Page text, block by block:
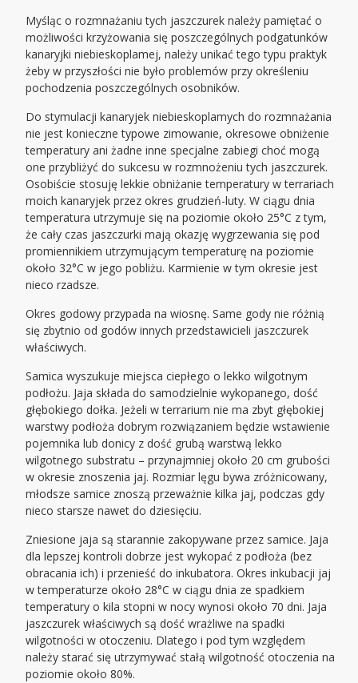
Myśląc o rozmnażaniu tych jaszczurek należy pamiętać o
możliwości krzyżowania się poszczególnych podgatunków
kanaryjki niebieskoplamej, należy unikać tego typu praktyk
żeby w przyszłości nie było problemów przy określeniu
pochodzenia poszczególnych osobników.
Do stymulacji kanaryjek niebieskoplamych do rozmnażania
nie jest konieczne typowe zimowanie, okresowe obniżenie
temperatury ani żadne inne specjalne zabiegi choć mogą
one przybliżyć do sukcesu w rozmnożeniu tych jaszczurek.
Osobiście stosuję lekkie obniżanie temperatury w terrariach
moich kanaryjek przez okres grudzień-luty. W ciągu dnia
temperatura utrzymuje się na poziomie około 25°C z tym,
że cały czas jaszczurki mają okazję wygrzewania się pod
promiennikiem utrzymującym temperaturę na poziomie
około 32°C w jego pobliżu. Karmienie w tym okresie jest
nieco rzadsze.
Okres godowy przypada na wiosnę. Same gody nie różnią
się zbytnio od godów innych przedstawicieli jaszczurek
właściwych.
Samica wyszukuje miejsca ciepłego o lekko wilgotnym
podłożu. Jaja składa do samodzielnie wykopanego, dość
głębokiego dołka. Jeżeli w terrarium nie ma zbyt głębokiej
warstwy podłoża dobrym rozwiązaniem będzie wstawienie
pojemnika lub donicy z dość grubą warstwą lekko
wilgotnego substratu – przynajmniej około 20 cm grubości
w okresie znoszenia jaj. Rozmiar lęgu bywa zróżnicowany,
młodsze samice znoszą przeważnie kilka jaj, podczas gdy
nieco starsze nawet do dziesięciu.
Zniesione jaja są starannie zakopywane przez samice. Jaja
dla lepszej kontroli dobrze jest wykopać z podłoża (bez
obracania ich) i przenieść do inkubatora. Okres inkubacji jaj
w temperaturze około 28°C w ciągu dnia ze spadkiem
temperatury o kila stopni w nocy wynosi około 70 dni. Jaja
jaszczurek właściwych są dość wrażliwe na spadki
wilgotności w otoczeniu. Dlatego i pod tym względem
należy starać się utrzymywać stałą wilgotność otoczenia na
poziomie około 80%.